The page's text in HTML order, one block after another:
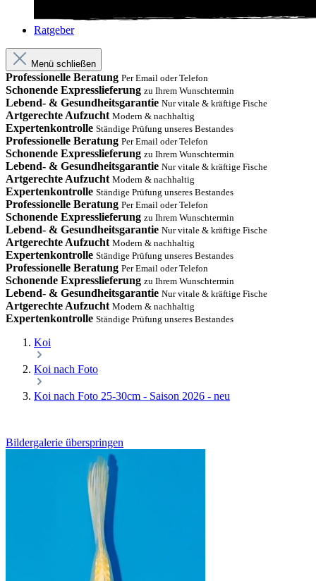
Ratgeber
Menü schließen
Professionelle Beratung Per Email oder Telefon
Schonende Expresslieferung zu Ihrem Wunschtermin
Lebend- & Gesundheitsgarantie Nur vitale & kräftige Fische
Artgerechte Aufzucht Modern & nachhaltig
Expertenkontrolle Ständige Prüfung unseres Bestandes
Professionelle Beratung Per Email oder Telefon
Schonende Expresslieferung zu Ihrem Wunschtermin
Lebend- & Gesundheitsgarantie Nur vitale & kräftige Fische
Artgerechte Aufzucht Modern & nachhaltig
Expertenkontrolle Ständige Prüfung unseres Bestandes
Professionelle Beratung Per Email oder Telefon
Schonende Expresslieferung zu Ihrem Wunschtermin
Lebend- & Gesundheitsgarantie Nur vitale & kräftige Fische
Artgerechte Aufzucht Modern & nachhaltig
Expertenkontrolle Ständige Prüfung unseres Bestandes
Professionelle Beratung Per Email oder Telefon
Schonende Expresslieferung zu Ihrem Wunschtermin
Lebend- & Gesundheitsgarantie Nur vitale & kräftige Fische
Artgerechte Aufzucht Modern & nachhaltig
Expertenkontrolle Ständige Prüfung unseres Bestandes
Koi
Koi nach Foto
Koi nach Foto 25-30cm - Saison 2026 - neu
Bildergalerie überspringen